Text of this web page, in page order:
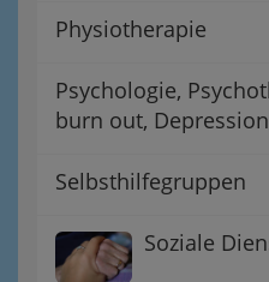
Physiotherapie
Psychologie,
burn out,
Selbsthilfegruppen
Soziale